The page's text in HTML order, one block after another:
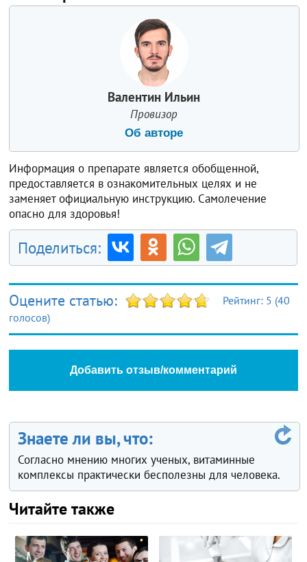
Валентин Ильин
Провизор
Об авторе
Информация о препарате является обобщенной,
предоставляется в ознакомительных целях и не
заменяет официальную инструкцию. Самолечение
опасно для здоровья!
Поделиться:
Оцените статью: Рейтинг: 5 (40
голосов)
Добавить отзыв/комментарий
Знаете ли вы, что:
Согласно мнению многих ученых, витаминные
комплексы практически бесполезны для человека.
Читайте также